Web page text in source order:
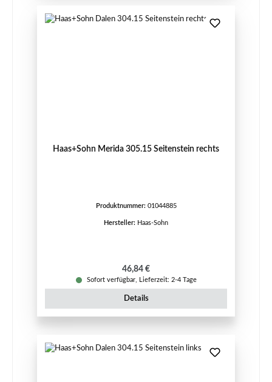
Haas+Sohn Merida 305.15 Seitenstein rechts
Produktnummer: 01044885
Hersteller: Haas-Sohn
Regulärer Preis:
46,84 €
Sofort verfügbar, Lieferzeit: 2-4 Tage
Details